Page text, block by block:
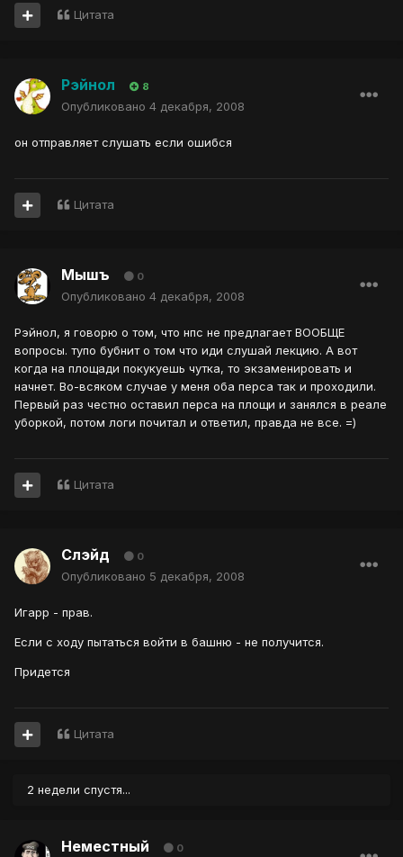
Цитата
Рэйнол 8
Опубликовано 4 декабря, 2008
он отправляет слушать если ошибся
Цитата
Мышъ 0
Опубликовано 4 декабря, 2008
Рэйнол, я говорю о том, что нпс не предлагает ВООБЩЕ
вопросы. тупо бубнит о том что иди слушай лекцию. А вот
когда на площади покукуешь чутка, то экзаменировать и
начнет. Во-всяком случае у меня оба перса так и проходили.
Первый раз честно оставил перса на площи и занялся в реале
уборкой, потом логи почитал и ответил, правда не все. =)
Цитата
Слэйд 0
Опубликовано 5 декабря, 2008
Игарр - прав.
Если с ходу пытаться войти в башню - не получится.
Придется
Цитата
2 недели спустя...
Неместный 0